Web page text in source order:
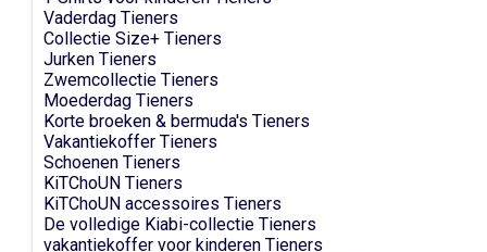
Vaderdag Tieners
Collectie Size+ Tieners
Jurken Tieners
Zwemcollectie Tieners
Moederdag Tieners
Korte broeken & bermuda's Tieners
Vakantiekoffer Tieners
Schoenen Tieners
KiTChoUN Tieners
KiTChoUN accessoires Tieners
De volledige Kiabi-collectie Tieners
vakantiekoffer voor kinderen Tieners